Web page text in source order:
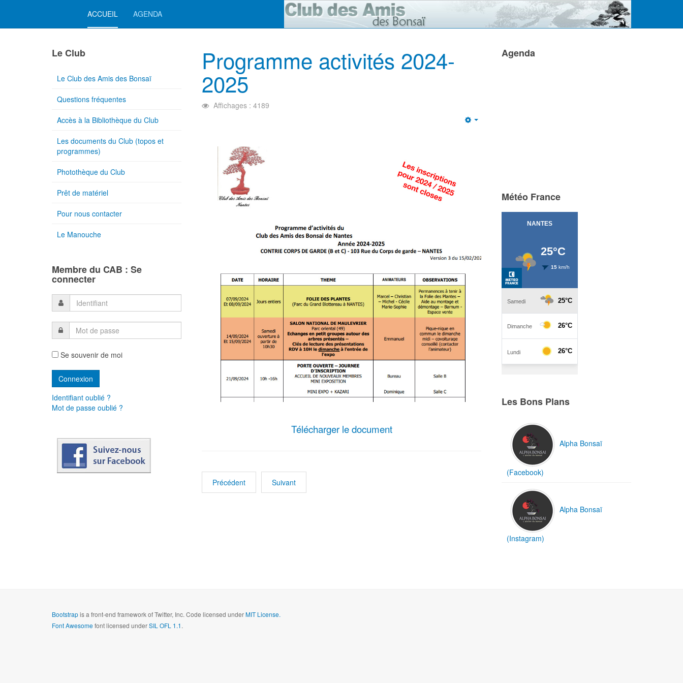
ACCUEIL AGENDA
Programme activités 2024-
2025
Affichages : 4189
Télécharger le document
Précédent Suivant
Le Club
Le Club des Amis des Bonsaï
Questions fréquentes
Accès à la Bibliothèque du Club
Les documents du Club (topos et
programmes)
Photothèque du Club
Prêt de matériel
Pour nous contacter
Le Manouche
Membre du CAB : Se
connecter
Se souvenir de moi
Identifiant oublié ?
Mot de passe oublié ?
Agenda
Météo France
Les Bons Plans
Alpha Bonsaï
(Facebook)
Alpha Bonsaï
(Instagram)
Bootstrapis a front-end framework of Twitter, Inc. Code licensed underMIT License.
Font Awesomefont licensed underSIL OFL 1.1.